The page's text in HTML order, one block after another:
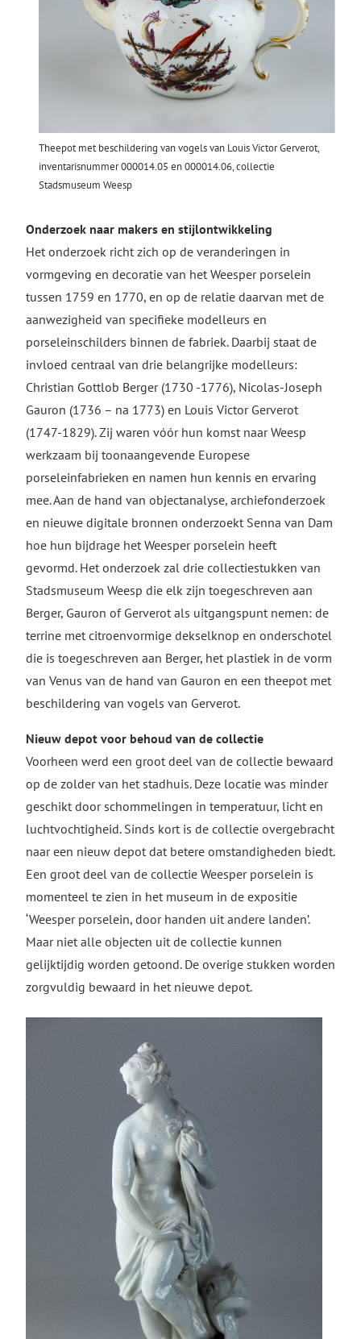
Theepot met beschildering van vogels van Louis Victor Gerverot,
inventarisnummer 000014.05 en 000014.06, collectie
Stadsmuseum Weesp
Onderzoek naar makers en stijlontwikkeling
Het onderzoek richt zich op de veranderingen in
vormgeving en decoratie van het Weesper porselein
tussen 1759 en 1770, en op de relatie daarvan met de
aanwezigheid van specifieke modelleurs en
porseleinschilders binnen de fabriek. Daarbij staat de
invloed centraal van drie belangrijke modelleurs:
Christian Gottlob Berger (1730 -1776), Nicolas-Joseph
Gauron (1736 – na 1773) en Louis Victor Gerverot
(1747-1829). Zij waren vóór hun komst naar Weesp
werkzaam bij toonaangevende Europese
porseleinfabrieken en namen hun kennis en ervaring
mee. Aan de hand van objectanalyse, archiefonderzoek
en nieuwe digitale bronnen onderzoekt Senna van Dam
hoe hun bijdrage het Weesper porselein heeft
gevormd. Het onderzoek zal drie collectiestukken van
Stadsmuseum Weesp die elk zijn toegeschreven aan
Berger, Gauron of Gerverot als uitgangspunt nemen: de
terrine met citroenvormige dekselknop en onderschotel
die is toegeschreven aan Berger, het plastiek in de vorm
van Venus van de hand van Gauron en een theepot met
beschildering van vogels van Gerverot.
Nieuw depot voor behoud van de collectie
Voorheen werd een groot deel van de collectie bewaard
op de zolder van het stadhuis. Deze locatie was minder
geschikt door schommelingen in temperatuur, licht en
luchtvochtigheid. Sinds kort is de collectie overgebracht
naar een nieuw depot dat betere omstandigheden biedt.
Een groot deel van de collectie Weesper porselein is
momenteel te zien in het museum in de expositie
‘Weesper porselein, door handen uit andere landen’.
Maar niet alle objecten uit de collectie kunnen
gelijktijdig worden getoond. De overige stukken worden
zorgvuldig bewaard in het nieuwe depot.